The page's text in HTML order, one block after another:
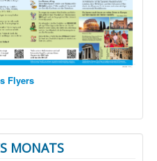
Flyers
MONATS